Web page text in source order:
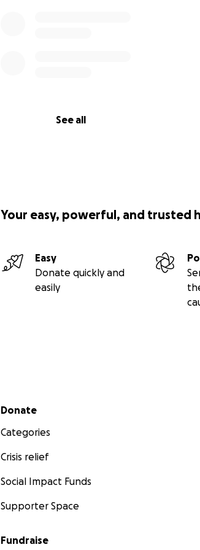
See all
Your easy, powerful, and trusted
Easy
Donate quickly and
easily
Secondary menu
Donate
Categories
Crisis relief
Social Impact Funds
Supporter Space
Fundraise